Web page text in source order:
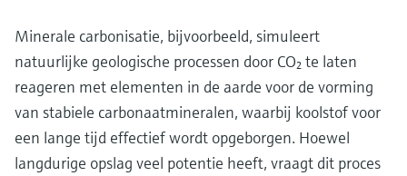
Minerale carbonisatie, bijvoorbeeld, simuleert
natuurlijke geologische processen door CO₂ te laten
reageren met elementen in de aarde voor de vorming
van stabiele carbonaatmineralen, waarbij koolstof voor
een lange tijd effectief wordt opgeborgen. Hoewel
langdurige opslag veel potentie heeft, vraagt dit proces